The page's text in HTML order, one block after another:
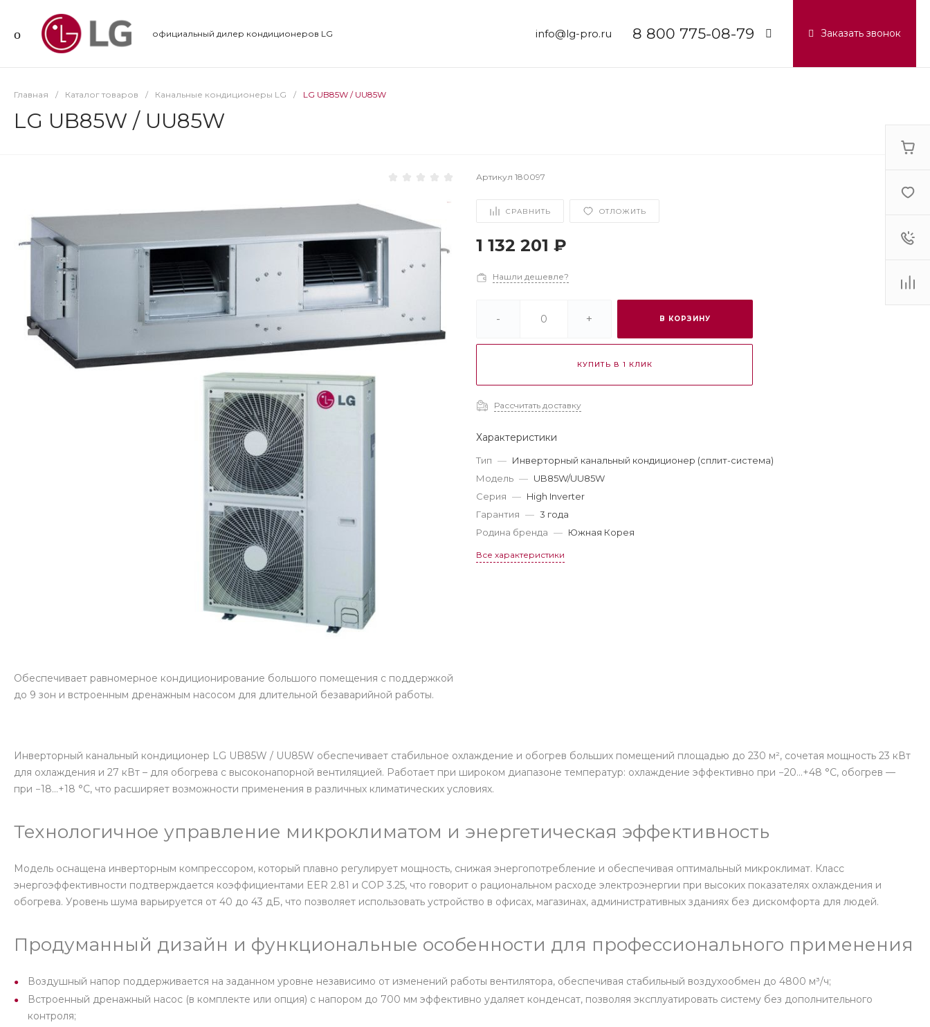
официальный дилер кондиционеров LG info@lg-pro.ru 8 800 775-08-79 Заказать звонок
Главная / Каталог товаров / Канальные кондиционеры LG / LG UB85W / UU85W
LG UB85W / UU85W
Артикул 180097
Обеспечивает равномерное кондиционирование большого помещения с поддержкой
до 9 зон и встроенным дренажным насосом для длительной безаварийной работы.
СРАВНИТЬ ОТЛОЖИТЬ
1 132 201 ₽
Нашли дешевле?
- + В КОРЗИНУ
КУПИТЬ В 1 КЛИК
Рассчитать доставку
Характеристики
Тип — Инверторный канальный кондиционер (сплит-система)
Модель — UB85W/UU85W
Серия — High Inverter
Гарантия — 3 года
Родина бренда — Южная Корея
Все характеристики
Инверторный канальный кондиционер LG UB85W / UU85W обеспечивает стабильное охлаждение и обогрев больших помещений площадью до 230 м², сочетая мощность 23 кВт
для охлаждения и 27 кВт – для обогрева с высоконапорной вентиляцией. Работает при широком диапазоне температур: охлаждение эффективно при −20…+48 °C, обогрев —
при −18…+18 °C, что расширяет возможности применения в различных климатических условиях.
Технологичное управление микроклиматом и энергетическая эффективность
Модель оснащена инверторным компрессором, который плавно регулирует мощность, снижая энергопотребление и обеспечивая оптимальный микроклимат. Класс
энергоэффективности подтверждается коэффициентами EER 2.81 и COP 3.25, что говорит о рациональном расходе электроэнергии при высоких показателях охлаждения и
обогрева. Уровень шума варьируется от 40 до 43 дБ, что позволяет использовать устройство в офисах, магазинах, административных зданиях без дискомфорта для людей.
Продуманный дизайн и функциональные особенности для профессионального применения
Воздушный напор поддерживается на заданном уровне независимо от изменений работы вентилятора, обеспечивая стабильный воздухообмен до 4800 м³/ч;
Встроенный дренажный насос (в комплекте или опция) с напором до 700 мм эффективно удаляет конденсат, позволяя эксплуатировать систему без дополнительного
контроля;